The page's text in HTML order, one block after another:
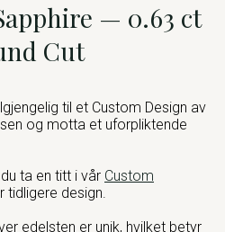
— 0.63 ct
Cut
til et Custom Design av
og motta et uforpliktende
ta en titt i vår Custom
tidligere design.
edelsten er unik, hvilket betyr